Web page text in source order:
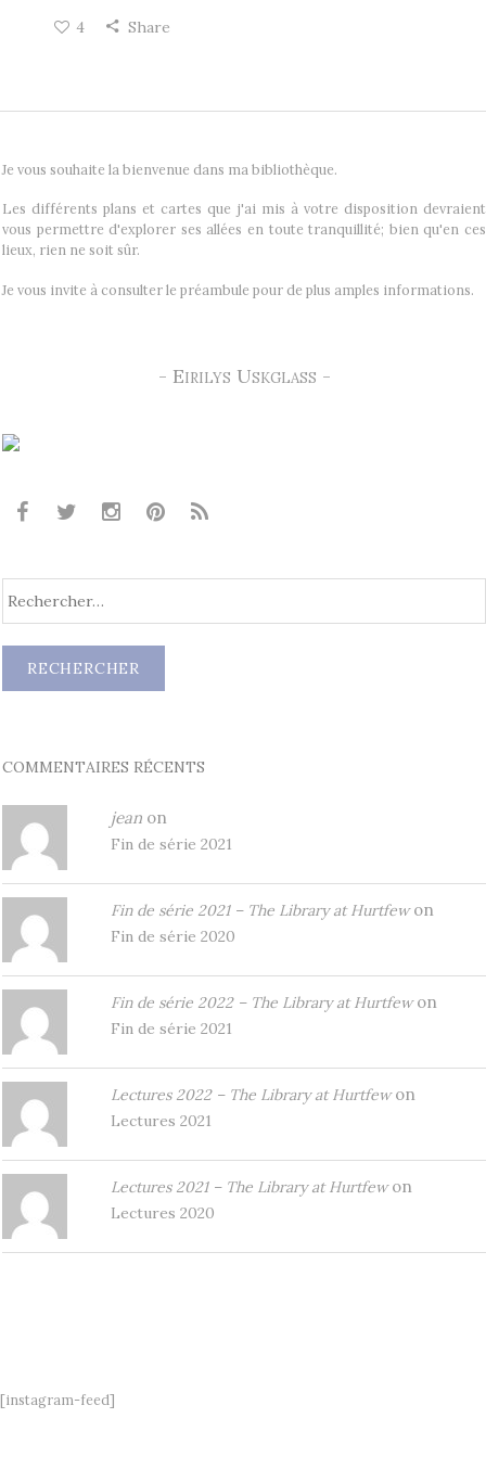
4 Share
Je vous souhaite la bienvenue dans ma bibliothèque.
Les différents plans et cartes que j'ai mis à votre disposition devraient
vous permettre d'explorer ses allées en toute tranquillité; bien qu'en ces
lieux, rien ne soit sûr.
Je vous invite à consulter le préambule pour de plus amples informations.
- Eirilys Uskglass -
COMMENTAIRES RÉCENTS
jean on
Fin de série 2021
Fin de série 2021 – The Library at Hurtfewon
Fin de série 2020
Fin de série 2022 – The Library at Hurtfewon
Fin de série 2021
Lectures 2022 – The Library at Hurtfewon
Lectures 2021
Lectures 2021 – The Library at Hurtfewon
Lectures 2020
[instagram-feed]